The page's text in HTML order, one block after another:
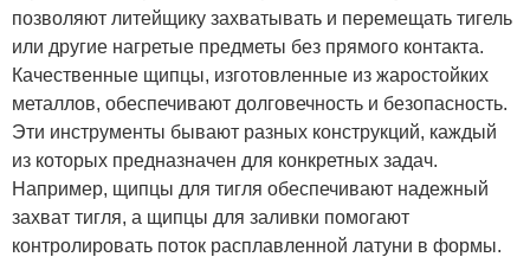
позволяют литейщику захватывать и перемещать тигель
или другие нагретые предметы без прямого контакта.
Качественные щипцы, изготовленные из жаростойких
металлов, обеспечивают долговечность и безопасность.
Эти инструменты бывают разных конструкций, каждый
из которых предназначен для конкретных задач.
Например, щипцы для тигля обеспечивают надежный
захват тигля, а щипцы для заливки помогают
контролировать поток расплавленной латуни в формы.